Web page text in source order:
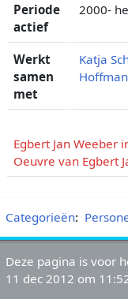
Periode
actief
2000-
Werkt
samen
met
Katja
Hoffman
Egbert Jan Weeber
Oeuvre van Egbert
Categorieën:
Deze pagina is voor
11 dec 2012 om